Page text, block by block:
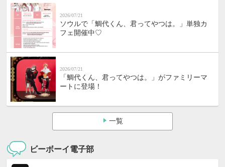
2026/07/21
ソウルで「鯛代くん、君ってやつは。」単独カ
フェ開催中♡
2026/07/21
「鯛代くん、君ってやつは。」がファミリーマ
ートに登場！
一覧
ビーボーイ電子部